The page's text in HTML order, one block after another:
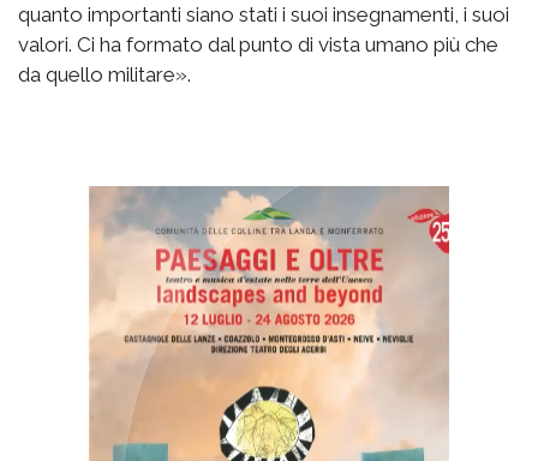
quanto importanti siano stati i suoi insegnamenti, i suoi
valori. Ci ha formato dal punto di vista umano più che
da quello militare».